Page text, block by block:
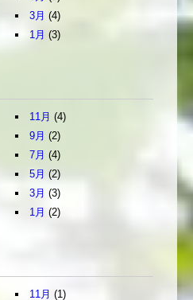
3月 (4)
1月 (3)
11月 (4)
9月 (2)
7月 (4)
5月 (2)
3月 (3)
1月 (2)
11月 (1)